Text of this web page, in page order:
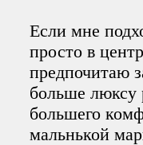
Если мне
просто в
предпочитаю
больше люксу
большего
мальнькой